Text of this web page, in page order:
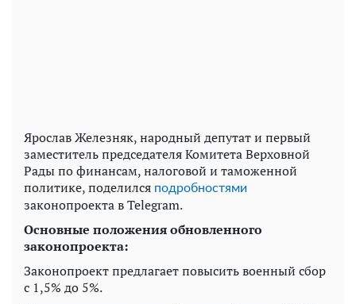
Ярослав Железняк, народный депутат и первый
заместитель председателя Комитета Верховной
Рады по финансам, налоговой и таможенной
политике, поделился подробностями
законопроекта в Telegram.
Основные положения обновленного
законопроекта:
Законопроект предлагает повысить военный сбор
с 1,5% до 5%.